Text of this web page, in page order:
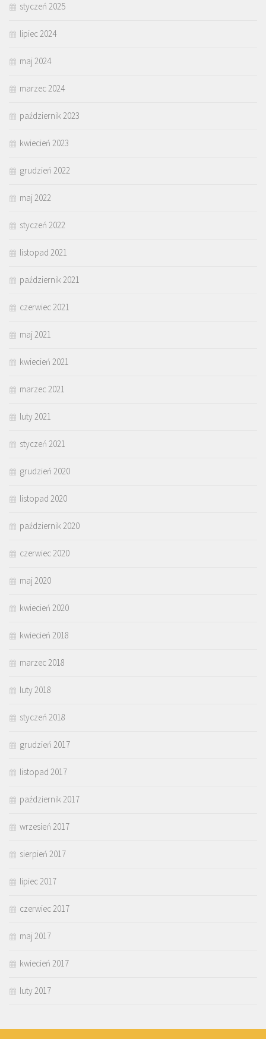
styczeń 2025
lipiec 2024
maj 2024
marzec 2024
październik 2023
kwiecień 2023
grudzień 2022
maj 2022
styczeń 2022
listopad 2021
październik 2021
czerwiec 2021
maj 2021
kwiecień 2021
marzec 2021
luty 2021
styczeń 2021
grudzień 2020
listopad 2020
październik 2020
czerwiec 2020
maj 2020
kwiecień 2020
kwiecień 2018
marzec 2018
luty 2018
styczeń 2018
grudzień 2017
listopad 2017
październik 2017
wrzesień 2017
sierpień 2017
lipiec 2017
czerwiec 2017
maj 2017
kwiecień 2017
luty 2017